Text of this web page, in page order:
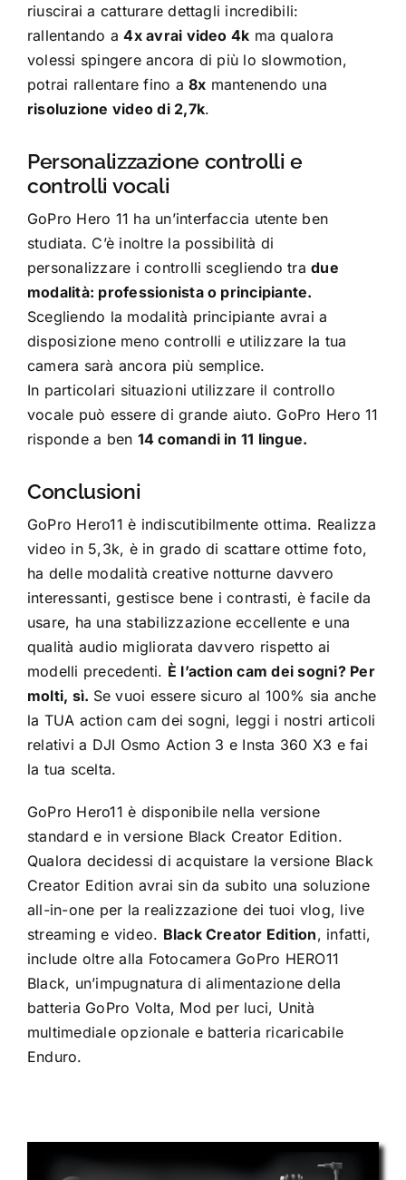
riuscirai a catturare dettagli incredibili:
rallentando a4x avrai video 4k ma qualora
volessi spingere ancora di più lo slowmotion,
potrai rallentare fino a 8x mantenendo una
risoluzione video di 2,7k.
Personalizzazione controlli e
controlli vocali
GoPro Hero 11 ha un’interfaccia utente ben
studiata. C’è inoltre la possibilità di
personalizzare i controlli scegliendo tradue
modalità: professionista o principiante.
Scegliendo la modalità principiante avrai a
disposizione meno controlli e utilizzare la tua
camera sarà ancora più semplice.
In particolari situazioni utilizzare il controllo
vocale può essere di grande aiuto. GoPro Hero 11
risponde a ben 14 comandi in 11 lingue.
Conclusioni
GoPro Hero11 è indiscutibilmente ottima. Realizza
video in 5,3k, è in grado di scattare ottime foto,
ha delle modalità creative notturne davvero
interessanti, gestisce bene i contrasti, è facile da
usare, ha una stabilizzazione eccellente e una
qualità audio migliorata davvero rispetto ai
modelli precedenti. È l’action cam dei sogni? Per
molti, sì. Se vuoi essere sicuro al 100% sia anche
la TUA action cam dei sogni, leggi i nostri articoli
relativi a DJI Osmo Action 3 e Insta 360 X3 e fai
la tua scelta.
GoPro Hero11 è disponibile nella versione
standard e in versione Black Creator Edition.
Qualora decidessi di acquistare la versione Black
Creator Edition avrai sin da subito una soluzione
all-in-one per la realizzazione dei tuoi vlog, live
streaming e video. Black Creator Edition, infatti,
include oltre alla Fotocamera GoPro HERO11
Black, un’impugnatura di alimentazione della
batteria GoPro Volta, Mod per luci, Unità
multimediale opzionale e batteria ricaricabile
Enduro.